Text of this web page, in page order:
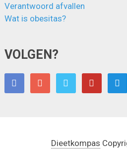
Verantwoord afvallen
Wat is obesitas?
VOLGEN?
Dieetkompas